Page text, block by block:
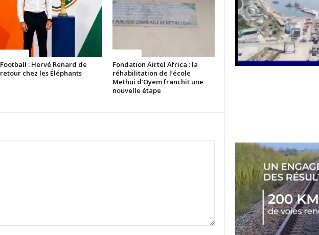
Football : Hervé Renard de
retour chez les Éléphants
Fondation Airtel Africa : la
réhabilitation de l’école
Methui d’Oyem franchit une
nouvelle étape